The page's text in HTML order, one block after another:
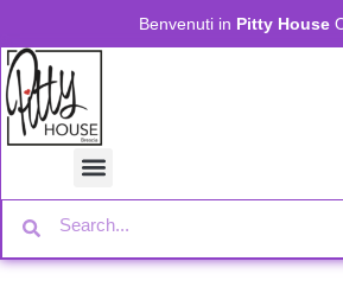
Benvenuti in Pitty House